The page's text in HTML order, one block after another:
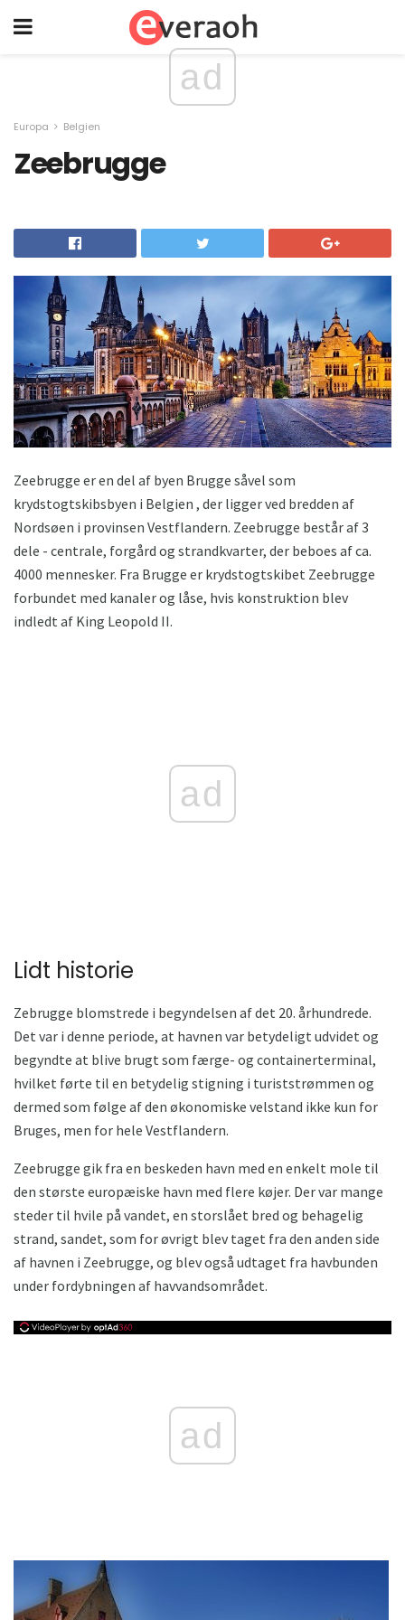
ad
Europa Belgien
Zeebrugge
Zeebrugge er en del af byen Brugge såvel som
krydstogtskibsbyen i Belgien , der ligger ved bredden af ​​
Nordsøen i provinsen Vestflandern. Zeebrugge består af 3
dele - centrale, forgård og strandkvarter, der beboes af ca.
4000 mennesker. Fra Brugge er krydstogtskibet Zeebrugge
forbundet med kanaler og låse, hvis konstruktion blev
indledt af King Leopold II.
ad
Lidt historie
Zebrugge blomstrede i begyndelsen af ​​det 20. århundrede.
Det var i denne periode, at havnen var betydeligt udvidet og
begyndte at blive brugt som færge- og containerterminal,
hvilket førte til en betydelig stigning i turiststrømmen og
dermed som følge af den økonomiske velstand ikke kun for
Bruges, men for hele Vestflandern.
Zeebrugge gik fra en beskeden havn med en enkelt mole til
den største europæiske havn med flere køjer. Der var mange
steder til hvile på vandet, en storslået bred og behagelig
strand, sandet, som for øvrigt blev taget fra den anden side
af havnen i Zeebrugge, og blev også udtaget fra havbunden
under fordybningen af ​​havvandsområdet.
ad